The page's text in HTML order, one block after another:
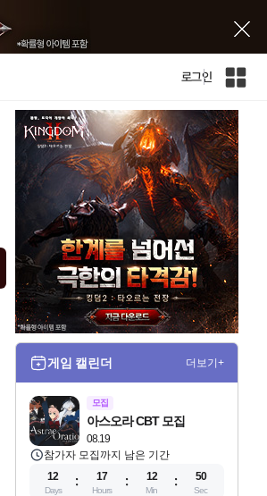
로그인
인
전
체
사
이
트
맵
게임 캘린더 더보기+
모집
08.19
아스오라 CBT 모집
참가자 모집까지 남은 기간
12
Days
17
Hours
12
Min
49
Sec